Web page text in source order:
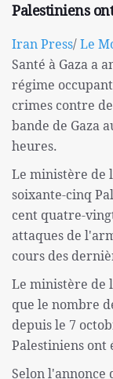
Palestiniens
Iran Press/Le
Santé à Gaza a
régime
crimes contre
bande de Gaza
heures.
Le ministère de
soixante-cinq
cent quatre-
attaques de
cours des
Le ministère de
que le nombre
depuis le 7
Palestiniens ont
Selon l'annonce